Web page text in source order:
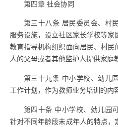
第四章 社会协同
第三十八条 居民委员会、村
服务设施，设立社区家长学校等
教育指导机构组织面向居民、村民
人的父母或者其他监护人提供家庭
第三十九条 中小学校、幼儿
工作计划，作为教师业务培训的内
第四十条 中小学校、幼儿园
针对不同年龄段未成年人的特点，